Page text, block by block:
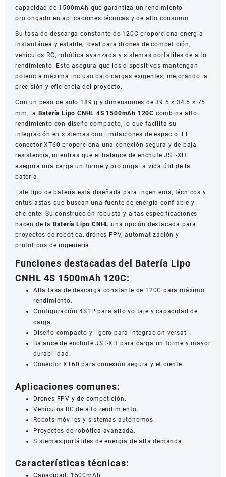
capacidad de 1500mAh que garantiza un rendimiento
prolongado en aplicaciones técnicas y de alto consumo.
Su tasa de descarga constante de 120C proporciona energía
instantánea y estable, ideal para drones de competición,
vehículos RC, robótica avanzada y sistemas portátiles de alto
rendimiento. Esto asegura que los dispositivos mantengan
potencia máxima incluso bajo cargas exigentes, mejorando la
precisión y eficiencia del proyecto.
Con un peso de solo 189 g y dimensiones de 39.5 × 34.5 × 75
mm, la Batería Lipo CNHL 4S 1500mAh 120C combina alto
rendimiento con diseño compacto, lo que facilita su
integración en sistemas con limitaciones de espacio. El
conector XT60 proporciona una conexión segura y de baja
resistencia, mientras que el balance de enchufe JST-XH
asegura una carga uniforme y prolonga la vida útil de la
batería.
Este tipo de batería está diseñada para ingenieros, técnicos y
entusiastas que buscan una fuente de energía confiable y
eficiente. Su construcción robusta y altas especificaciones
hacen de la Batería Lipo CNHL una opción destacada para
proyectos de robótica, drones FPV, automatización y
prototipos de ingeniería.
Funciones destacadas del Batería Lipo
CNHL 4S 1500mAh 120C:
Alta tasa de descarga constante de 120C para máximo
rendimiento.
Configuración 4S1P para alto voltaje y capacidad de
carga.
Diseño compacto y ligero para integración versátil.
Balance de enchufe JST-XH para carga uniforme y mayor
durabilidad.
Conector XT60 para conexión segura y eficiente.
Aplicaciones comunes:
Drones FPV y de competición.
Vehículos RC de alto rendimiento.
Robots móviles y sistemas autónomos.
Proyectos de robótica avanzada.
Sistemas portátiles de energía de alta demanda.
Características técnicas:
Capacidad: 1500mAh